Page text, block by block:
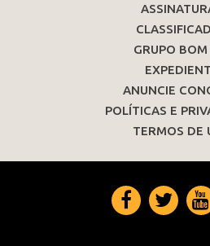
GRUPO
ANUNCIE
POLÍTICAS E
TERMOS DE